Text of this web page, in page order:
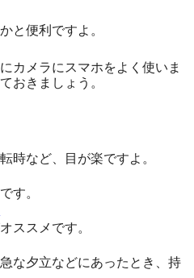
と便利ですよ。
カメラにスマホをよく使いま
おきましょう。
時など、目が楽ですよ。
す。
ススメです。
な夕立などにあったとき、持